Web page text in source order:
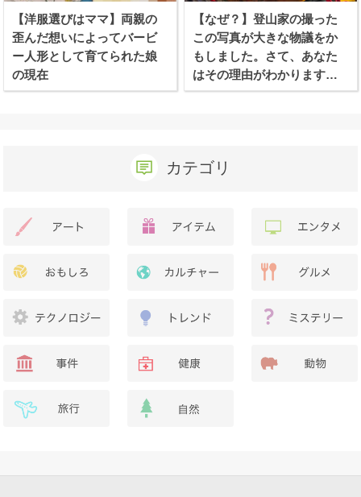
【洋服選びはママ】両親の
歪んだ想いによってバービ
ー人形として育てられた娘
の現在
【なぜ？】登山家の撮った
この写真が大きな物議をか
もしました。さて、あなた
はその理由がわかります
か？
カテゴリ